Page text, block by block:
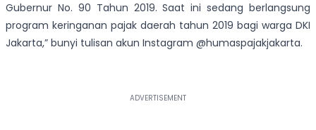
Gubernur No. 90 Tahun 2019. Saat ini sedang berlangsung
program keringanan pajak daerah tahun 2019 bagi warga DKI
Jakarta,” bunyi tulisan akun Instagram @humaspajakjakarta.